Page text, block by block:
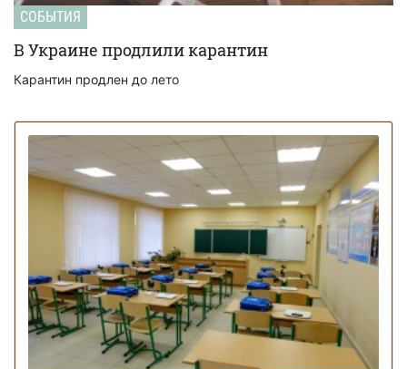
СОБЫТИЯ
В Украине продлили карантин
Карантин продлен до лето